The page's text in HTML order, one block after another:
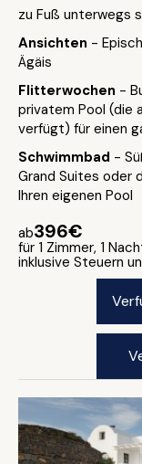
zu Fuß unterwegs
Ansichten -
Ägäis
Flitterwochen -
privatem Pool (die
verfügt) für einen
Schwimmbad -
Grand Suites oder
Ihren eigenen Pool
ab396€
für 1 Zimmer, 1
inklusive Steuern